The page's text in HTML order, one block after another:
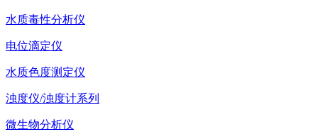
水质毒性分析仪
电位滴定仪
水质色度测定仪
浊度仪/浊度计系列
微生物分析仪